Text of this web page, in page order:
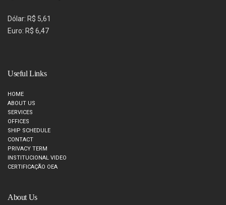
Dólar: R$ 5,61
Euro: R$ 6,47
Useful Links
HOME
ABOUT US
SERVICES
OFFICES
SHIP SCHEDULE
CONTACT
PRIVACY TERM
INSTITUCIONAL VIDEO
CERTIFICAÇÃO OEA
About Us